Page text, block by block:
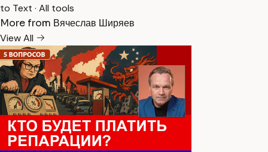
to Text · All tools
More from Вячеслав Ширяев
View All